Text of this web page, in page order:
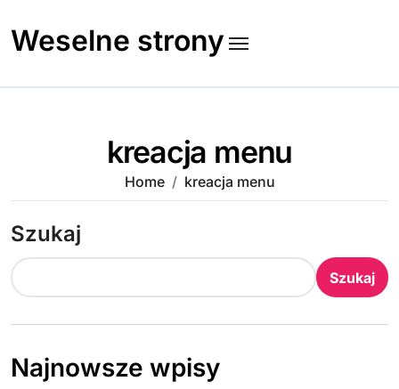
to
content
Weselne strony
kreacja menu
Home kreacja menu
Szukaj
Szukaj
Najnowsze wpisy